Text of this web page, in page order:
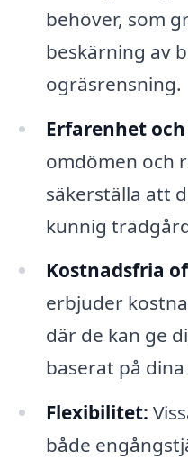
behöver, som
beskärning av
ogräsrensning.
Erfarenhet
omdömen och
säkerställa att
kunnig
Kostnadsfria
erbjuder
där de kan ge
baserat på
Flexibilitet:
både